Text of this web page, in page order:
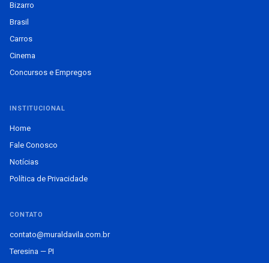
Bizarro
Brasil
Carros
Cinema
Concursos e Empregos
INSTITUCIONAL
Home
Fale Conosco
Notícias
Política de Privacidade
CONTATO
contato@muraldavila.com.br
Teresina — PI